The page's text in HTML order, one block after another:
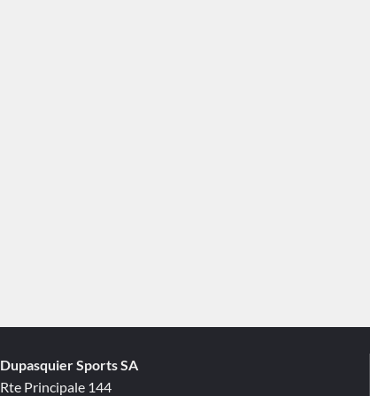
Dupasquier Sports SA
Rte Principale 144